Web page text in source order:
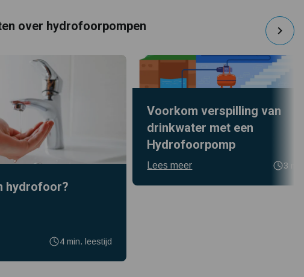
over hydrofoorpompen
hydrofoor?
4 min. leestijd
Voorkom verspilling van
drinkwater met een
Hydrofoorpomp
Lees meer 3